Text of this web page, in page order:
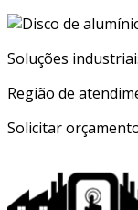
Soluções
Região de
Solicitar